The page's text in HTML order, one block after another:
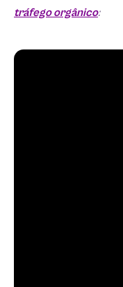
tráfego orgânico: